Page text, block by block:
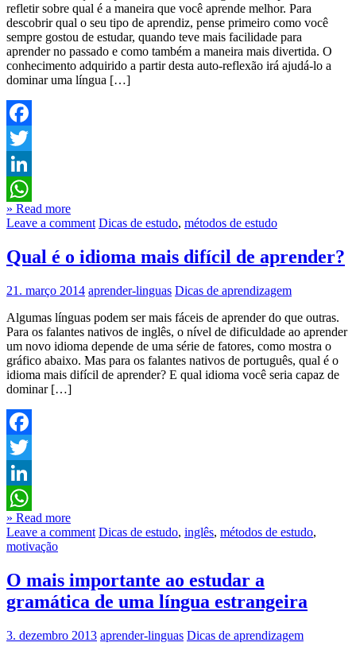
refletir sobre qual é a maneira que você aprende melhor. Para
descobrir qual o seu tipo de aprendiz, pense primeiro como você
sempre gostou de estudar, quando teve mais facilidade para
aprender no passado e como também a maneira mais divertida. O
conhecimento adquirido a partir desta auto-reflexão irá ajudá-lo a
dominar uma língua […]
Facebook
Twitter
LinkedIn
WhatsApp
» Read more
Leave a comment Dicas de estudo, métodos de estudo
Qual é o idioma mais difícil de aprender?
21. março 2014 aprender-linguas Dicas de aprendizagem
Algumas línguas podem ser mais fáceis de aprender do que outras.
Para os falantes nativos de inglês, o nível de dificuldade ao aprender
um novo idioma depende de uma série de fatores, como mostra o
gráfico abaixo. Mas para os falantes nativos de português, qual é o
idioma mais difícil de aprender? E qual idioma você seria capaz de
dominar […]
Facebook
Twitter
LinkedIn
WhatsApp
» Read more
Leave a comment Dicas de estudo, inglês, métodos de estudo,
motivação
O mais importante ao estudar a
gramática de uma língua estrangeira
3. dezembro 2013 aprender-linguas Dicas de aprendizagem